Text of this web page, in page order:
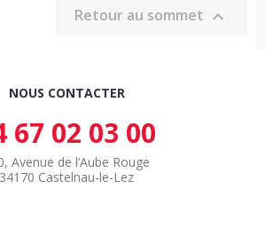
Retour au sommet 
NOUS CONTACTER
67 02 03 00
Avenue de l’Aube Rouge
34170 Castelnau-le-Lez